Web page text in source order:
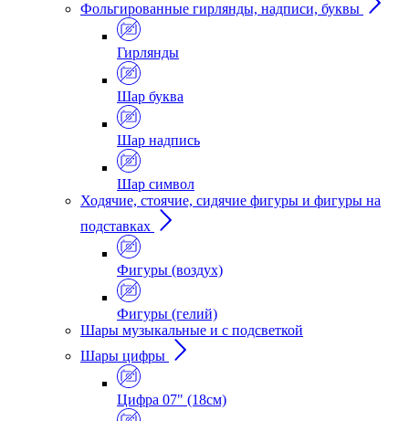
Фольгированные гирлянды, надписи, буквы
Гирлянды
Шар буква
Шар надпись
Шар символ
Ходячие, стоячие, сидячие фигуры и фигуры на
подставках
Фигуры (воздух)
Фигуры (гелий)
Шары музыкальные и с подсветкой
Шары цифры
Цифра 07" (18см)